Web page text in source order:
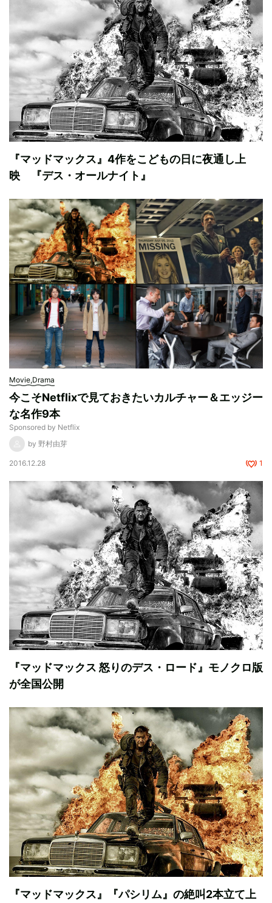
『マッドマックス』4作をこどもの日に夜通し上
映 『デス・オールナイト』
Movie,Drama
今こそNetflixで見ておきたいカルチャー＆エッジー
な名作9本
Sponsored by Netflix
by 野村由芽
2016.12.28 1
『マッドマックス 怒りのデス・ロード』モノクロ版
が全国公開
『マッドマックス』『パシリム』の絶叫2本立て上